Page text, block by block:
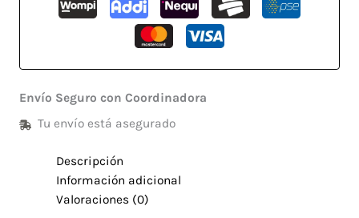
Envío Seguro con Coordinadora
Tu envío está asegurado
Descripción
Información adicional
Valoraciones (0)